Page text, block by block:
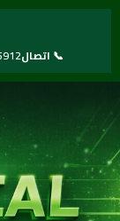
تخطي
📞 اتصال